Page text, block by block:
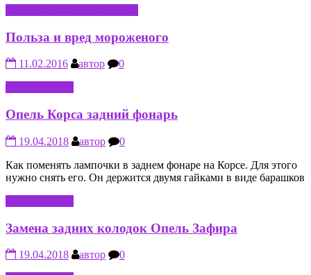
Польза и вред мороженого
11.02.2016 автор
0
Опель Корса задний фонарь
19.04.2018 автор
0
Как поменять лампочки в заднем фонаре на Корсе. Для этого
нужно снять его. Он держится двумя гайками в виде барашков
Замена задних колодок Опель Зафира
19.04.2018 автор
0